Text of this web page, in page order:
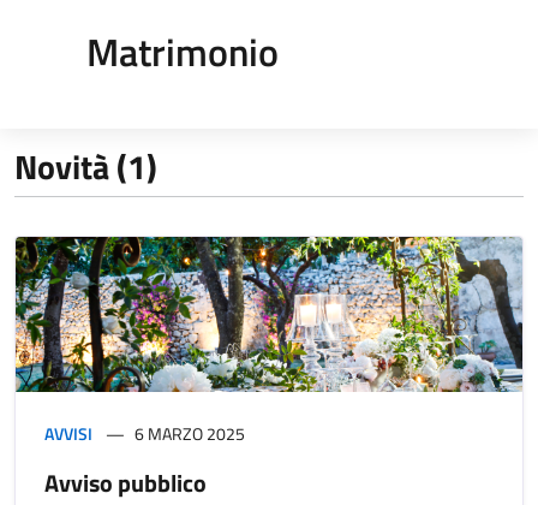
Matrimonio
Novità (1)
AVVISI 6 MARZO 2025
Avviso pubblico